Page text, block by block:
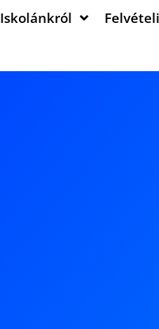
Iskolánkról